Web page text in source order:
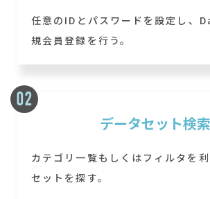
任意のIDとパスワードを設定し、
規会員登録を行う。
データセット検索
カテゴリ一覧もしくはフィルタを
セットを探す。